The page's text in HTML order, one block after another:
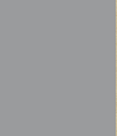
trouvent dans ces